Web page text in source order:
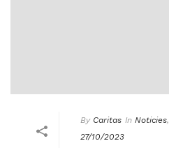
By Caritas In Noticies,
27/10/2023